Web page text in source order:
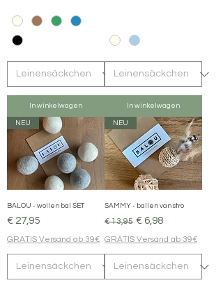
In winkelwagen In winkelwagen
NEU
BALOU - wollen bal SET
Prijs
€ 27,95
GRATIS Versand ab 39€
NEU
SAMMY - ballen van stro
Normale prijs
€ 13,95 Verkoopprijs
€ 6,98
GRATIS Versand ab 39€